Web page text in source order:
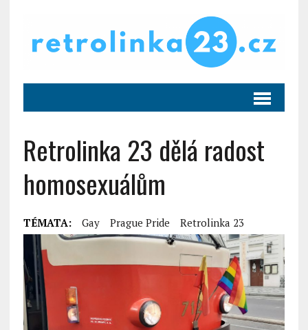
Retrolinka 23 dělá radost
homosexuálům
TÉMATA: Gay Prague Pride Retrolinka 23